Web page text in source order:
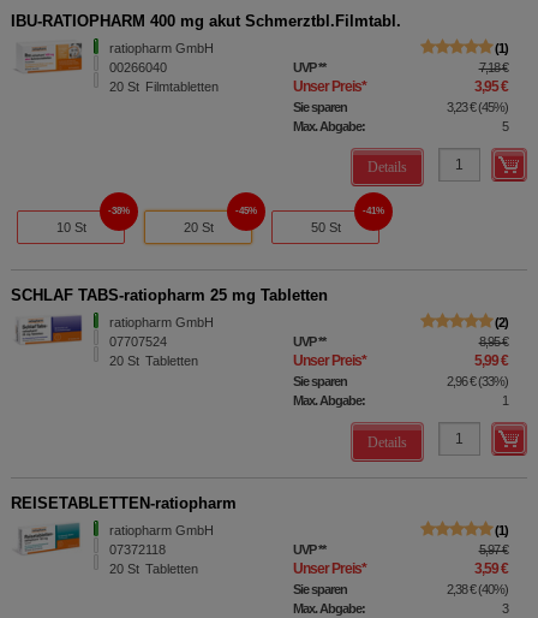
IBU-RATIOPHARM 400 mg akut Schmerztbl.Filmtabl.
ratiopharm GmbH
00266040
20 St Filmtabletten
1
UVP** 7,18 €
Unser Preis* 3,95 €
Sie sparen 3,23 €(45%)
Max. Abgabe:
5
Details
10 St
38%
20 St
45%
50 St
41%
SCHLAF TABS-ratiopharm 25 mg Tabletten
ratiopharm GmbH
07707524
20 St Tabletten
2
UVP** 8,95 €
Unser Preis* 5,99 €
Sie sparen 2,96 €(33%)
Max. Abgabe:
1
Details
REISETABLETTEN-ratiopharm
ratiopharm GmbH
07372118
20 St Tabletten
1
UVP** 5,97 €
Unser Preis* 3,59 €
Sie sparen 2,38 €(40%)
Max. Abgabe:
3